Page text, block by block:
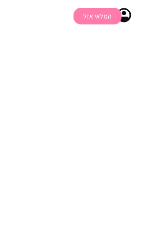
המלאי אזל